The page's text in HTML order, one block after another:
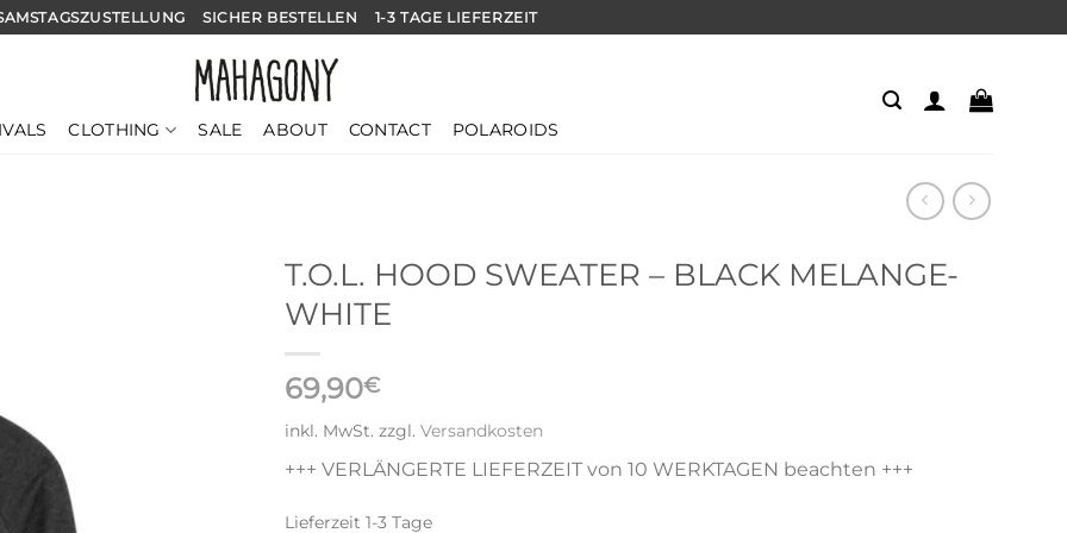
SICHER BESTELLEN 1-3 TAGE LIEFERZEIT
CLOTHING SALE ABOUT CONTACT POLAROIDS
T.O.L. HOOD SWEATER – BLACK MELANGE-
WHITE
69,90€
inkl. MwSt. zzgl. Versandkosten
+++ VERLÄNGERTE LIEFERZEIT von 10 WERKTAGEN beachten +++
Lieferzeit 1-3 Tage